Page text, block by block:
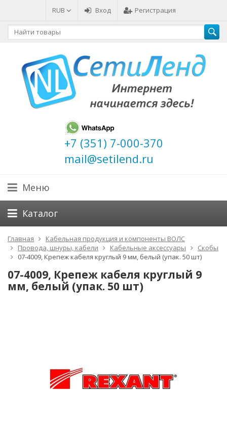
RUB Вход Регистрация
+7 (351) 7-000-370
mail@setilend.ru
Меню
Каталог
Главная
Кабельная продукция и компоненты ВОЛС
Провода, шнуры, кабели
Кабельные аксессуары
Скобы
07-4009, Крепеж кабеля круглый 9 мм, белый (упак. 50 шт)
07-4009, Крепеж кабеля круглый 9
мм, белый (упак. 50 шт)